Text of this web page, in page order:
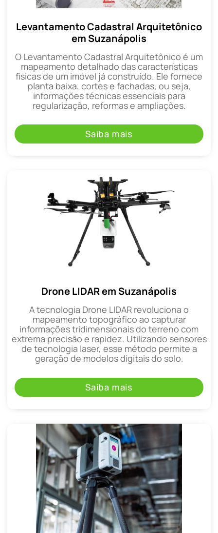
Levantamento Cadastral Arquitetônico
em Suzanápolis
O Levantamento Cadastral Arquitetônico é um
mapeamento detalhado das características
físicas de um imóvel já construído. Ele fornece
planta baixa, cortes e fachadas, ou seja,
informações técnicas essenciais para
regularização, reformas e ampliações.
Saiba mais
Drone LIDAR em Suzanápolis
A tecnologia Drone LIDAR revoluciona o
mapeamento topográfico ao capturar
informações tridimensionais do terreno com
extrema precisão e rapidez. Utilizando sensores
de tecnologia laser, esse método permite a
geração de modelos digitais do solo.
Saiba mais